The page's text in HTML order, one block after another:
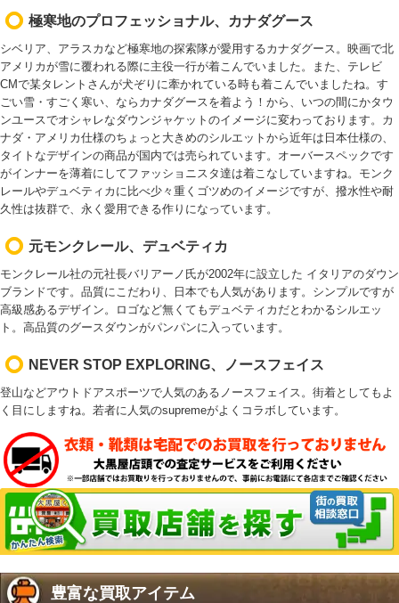
極寒地のプロフェッショナル、カナダグース
シベリア、アラスカなど極寒地の探索隊が愛用するカナダグース。映画で北
アメリカが雪に覆われる際に主役一行が着こんでいました。また、テレビ
CMで某タレントさんが犬ぞりに牽かれている時も着こんでいましたね。す
ごい雪・すごく寒い、ならカナダグースを着よう！から、いつの間にかタウ
ンユースでオシャレなダウンジャケットのイメージに変わっております。カ
ナダ・アメリカ仕様のちょっと大きめのシルエットから近年は日本仕様の、
タイトなデザインの商品が国内では売られています。オーバースペックです
がインナーを薄着にしてファッショニスタ達は着こなしていますね。モンク
レールやデュベティカに比べ少々重くゴツめのイメージですが、撥水性や耐
久性は抜群で、永く愛用できる作りになっています。
元モンクレール、デュベティカ
モンクレール社の元社長バリアーノ氏が2002年に設立した イタリアのダウン
ブランドです。品質にこだわり、日本でも人気があります。シンプルですが
高級感あるデザイン。ロゴなど無くてもデュベティカだとわかるシルエッ
ト。高品質のグースダウンがパンパンに入っています。
NEVER STOP EXPLORING、ノースフェイス
登山などアウトドアスポーツで人気のあるノースフェイス。街着としてもよ
く目にしますね。若者に人気のsupremeがよくコラボしています。
豊富な買取アイテム